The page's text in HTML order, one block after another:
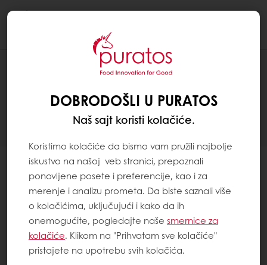
Filter
104 items
DOBRODOŠLI U PURATOS
Naš sajt koristi kolačiće.
Koristimo kolačiće da bismo vam pružili najbolje
iskustvo na našoj veb stranici, prepoznali
ponovljene posete i preferencije, kao i za
merenje i analizu prometa. Da biste saznali više
o kolačićima, uključujući i kako da ih
onemogućite, pogledajte naše smernice za
kolačiće. Klikom na "Prihvatam sve kolačiće"
pristajete na upotrebu svih kolačića.